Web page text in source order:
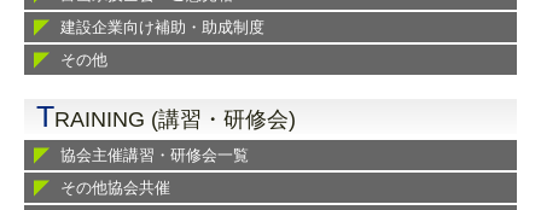
建設企業向け補助・助成制度
その他
TRAINING (講習・研修会)
協会主催講習・研修会一覧
その他協会共催